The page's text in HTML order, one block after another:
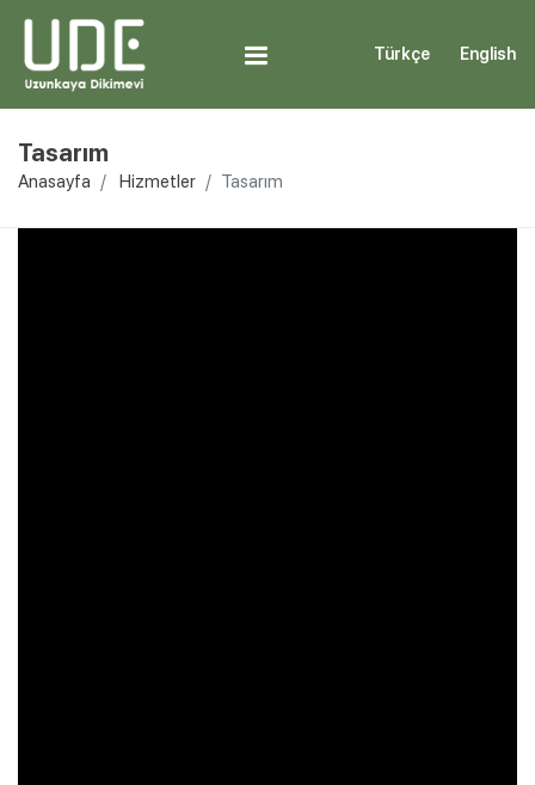
Türkçe English
Tasarım
Anasayfa Hizmetler Tasarım